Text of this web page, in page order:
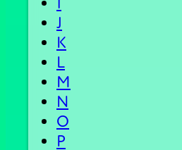
J
K
L
M
N
O
P